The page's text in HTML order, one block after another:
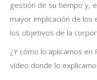
gestión de su tiempo y,
mayor implicación de los
los objetivos de la
¿Y cómo lo aplicamos
vídeo donde lo